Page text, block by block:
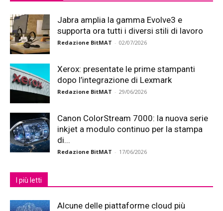
Jabra amplia la gamma Evolve3 e
supporta ora tutti i diversi stili di lavoro
Redazione BitMAT - 02/07/2026
Xerox: presentate le prime stampanti
dopo l’integrazione di Lexmark
Redazione BitMAT - 29/06/2026
Canon ColorStream 7000: la nuova serie
inkjet a modulo continuo per la stampa
di...
Redazione BitMAT - 17/06/2026
I più letti
Alcune delle piattaforme cloud più